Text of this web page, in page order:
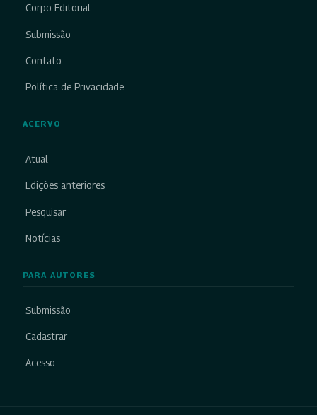
Corpo Editorial
Submissão
Contato
Política de Privacidade
ACERVO
Atual
Edições anteriores
Pesquisar
Notícias
PARA AUTORES
Submissão
Cadastrar
Acesso